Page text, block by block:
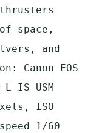
space,
and
Canon EOS
L IS USM
ISO
1/60